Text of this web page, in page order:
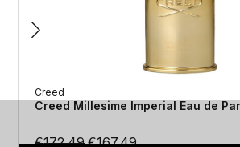
Creed
Creed Millesime Imperial Eau de
€172.49Oorspronkelijke
€167.49Huidige